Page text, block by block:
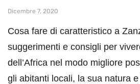
Dicembre 7, 2020
Cosa fare di caratteristico a
suggerimenti e consigli per
dell’Africa nel modo migliore
gli abitanti locali, la sua natura